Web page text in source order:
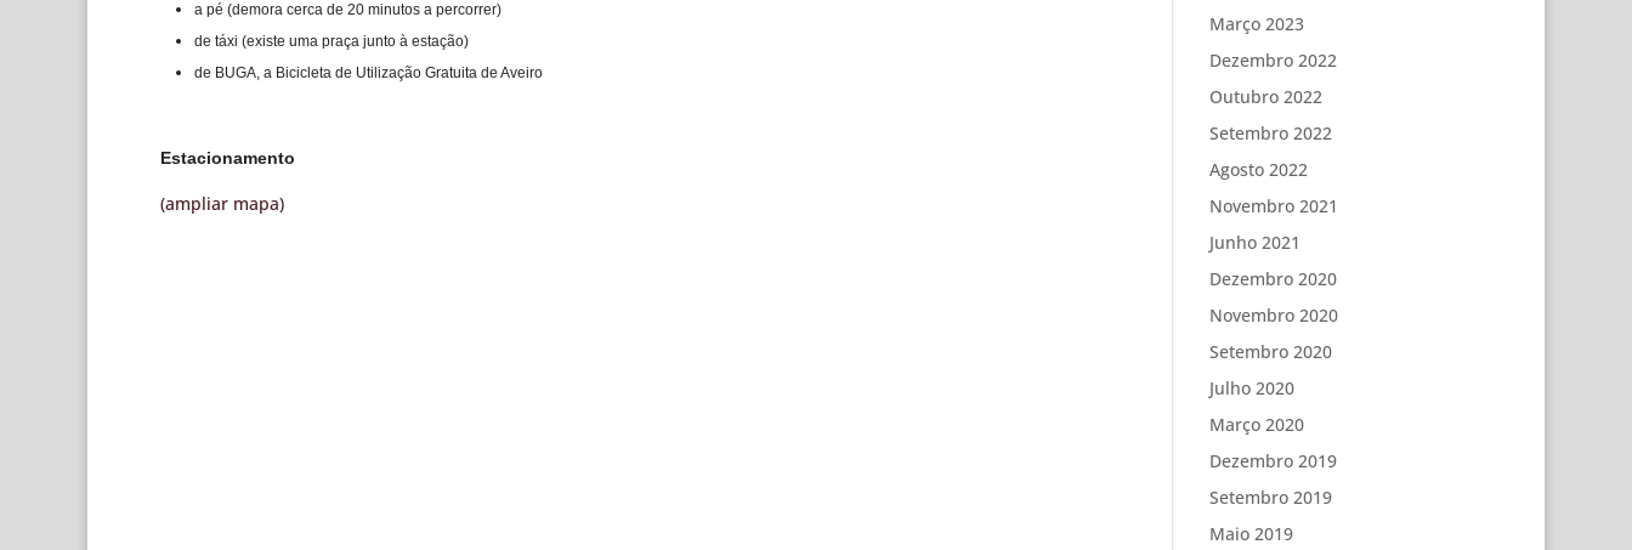
a pé (demora cerca de 20 minutos a percorrer)
de táxi (existe uma praça junto à estação)
de BUGA, a Bicicleta de Utilização Gratuita de Aveiro
Estacionamento
(ampliar mapa)
Março 2023
Dezembro 2022
Outubro 2022
Setembro 2022
Agosto 2022
Novembro 2021
Junho 2021
Dezembro 2020
Novembro 2020
Setembro 2020
Julho 2020
Março 2020
Dezembro 2019
Setembro 2019
Maio 2019